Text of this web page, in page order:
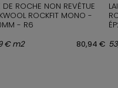
DE ROCHE NON REVÊTUE
ROCKFIT MONO -
- R6
80,94 €
€ m2